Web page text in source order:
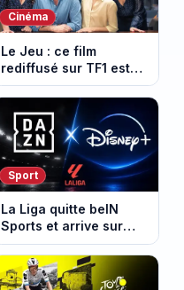
Cinéma
Le Jeu : ce film
rediffusé sur TF1 est
adapté d’un succès
italien devenu un
phénomène mondial
Sport
La Liga quitte beIN
Sports et arrive sur
DAZN et Disney+ en
France